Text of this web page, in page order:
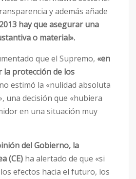
y además añade
hay que asegurar una
o material».
que el Supremo, «en
la protección de los
estimó la «nulidad absoluta
una decisión que «hubiera
en una situación muy
del Gobierno, la
(CE) ha alertado de que «si
efectos hacia el futuro, los